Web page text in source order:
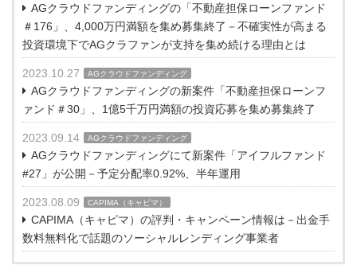
AGクラウドファンディングの「不動産担保ローンファンド
＃176」、4,000万円満額を集め募集終了－不確実性が高まる
投資環境下でAGクラファンが支持を集め続ける理由とは
2023.10.27 AGクラウドファンディング
AGクラウドファンディングの新案件「不動産担保ローンフ
ァンド＃30」、1億5千万円満額の投資応募を集め募集終了
2023.09.14 AGクラウドファンディング
AGクラウドファンディングにて新案件「アイフルファンド
#27」が公開－予定分配率0.92%、半年運用
2023.08.09 CAPIMA（キャピマ）
CAPIMA（キャピマ）の評判・キャンペーン情報は－出金手
数料無料化で話題のソーシャルレンディング事業者